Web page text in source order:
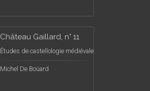
Château Gaillard, n° 11
Études de castellologie médiévale
Michel De Boüard